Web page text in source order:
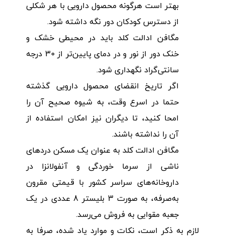
بهتر است هرگونه محصول دارویی با هر شکلی
از دسترس کودکان دور نگه داشته شود.
مگافن ادالت کلد باید در محیطی خشک و
خنک دور از نور و در دمای پایین‌تر از 30 درجه
سانتی‌گراد نگهداری شود.
اگر تاریخ انقضای محصول دارویی گذشته
حتما در اسرع وقت، به شیوه صحیح آن را
امحا کنید، تا دیگران نیز امکان استفاده از
آن را نداشته باشند.
مگافن ادالت کلد به عنوان یک مسکن دردهای
ناشی از سرما خوردگی و آنفولانزا در
داروخانه‌های سراسر کشور با قیمتی مقرون
به‌صرفه، به صورت 3 بلیستر 8 عددی در یک
جعبه مقوایی به فروش می‌رسد.
لازم به ذکر است، نکات و موارد یاد شده، صرفا به